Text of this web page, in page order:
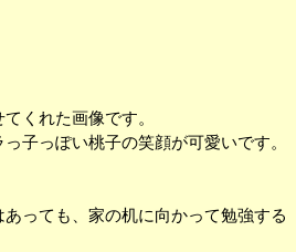
くれた画像です。
子っぽい桃子の笑顔が可愛いです。
っても、家の机に向かって勉強する